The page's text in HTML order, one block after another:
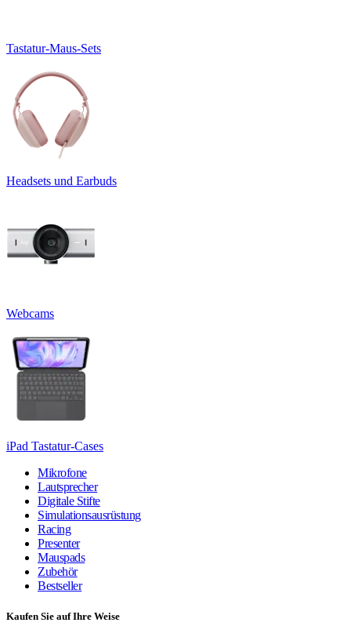
Tastatur-Maus-Sets
Headsets und Earbuds
Webcams
iPad Tastatur-Cases
Mikrofone
Lautsprecher
Digitale Stifte
Simulationsausrüstung
Racing
Presenter
Mauspads
Zubehör
Bestseller
Kaufen Sie auf Ihre Weise